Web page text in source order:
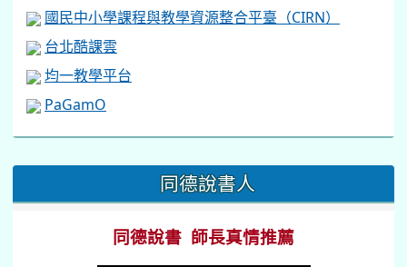
國民中小學課程與教學資源整合平臺（CIRN）
台北酷課雲
均一教學平台
PaGamO
::: 同德說書人
同德說書 師長真情推薦